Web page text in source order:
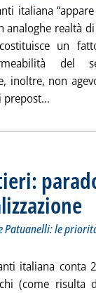
italiana
analoghe realtà
un
del
inoltre, non
prepost...
Patuanelli: le
italiana conta
(come risulta